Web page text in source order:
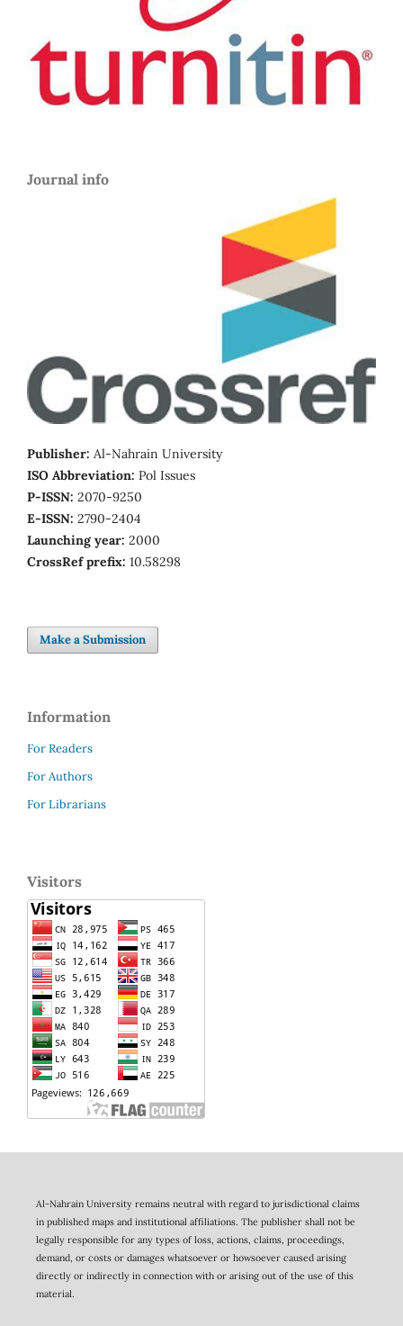
Journal info
Publisher: Al-Nahrain University
ISO Abbreviation: Pol Issues
P-ISSN: 2070-9250
E-ISSN: 2790-2404
Launching year: 2000
CrossRef prefix: 10.58298
Make a Submission
Information
For Readers
For Authors
For Librarians
Visitors
Al-Nahrain University remains neutral with regard to jurisdictional claims
in published maps and institutional affiliations. The publisher shall not be
legally responsible for any types of loss, actions, claims, proceedings,
demand, or costs or damages whatsoever or howsoever caused arising
directly or indirectly in connection with or arising out of the use of this
material.